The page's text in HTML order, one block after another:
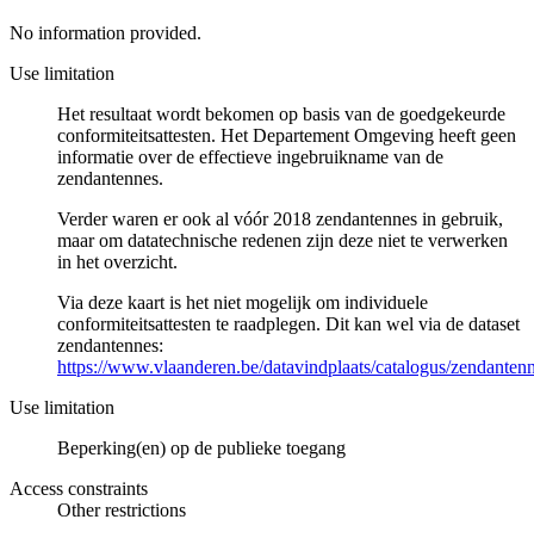
No information provided.
Use limitation
Het resultaat wordt bekomen op basis van de goedgekeurde
conformiteitsattesten. Het Departement Omgeving heeft geen
informatie over de effectieve ingebruikname van de
zendantennes.
Verder waren er ook al vóór 2018 zendantennes in gebruik,
maar om datatechnische redenen zijn deze niet te verwerken
in het overzicht.
Via deze kaart is het niet mogelijk om individuele
conformiteitsattesten te raadplegen. Dit kan wel via de dataset
zendantennes:
https://www.vlaanderen.be/datavindplaats/catalogus/
Use limitation
Beperking(en) op de publieke toegang
Access constraints
Other restrictions